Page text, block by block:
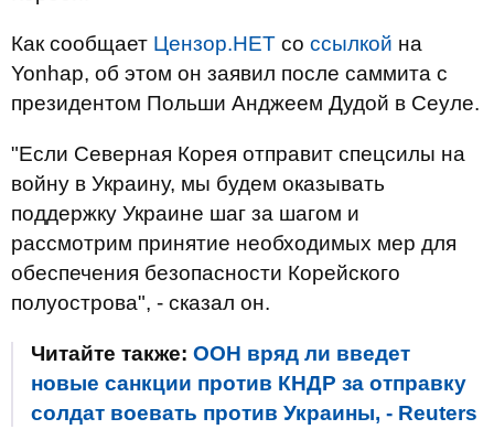
Как сообщает Цензор.НЕТ со ссылкой на
Yonhap, об этом он заявил после саммита с
президентом Польши Анджеем Дудой в Сеуле.
"Если Северная Корея отправит спецсилы на
войну в Украину, мы будем оказывать
поддержку Украине шаг за шагом и
рассмотрим принятие необходимых мер для
обеспечения безопасности Корейского
полуострова", - сказал он.
Читайте также: ООН вряд ли введет
новые санкции против КНДР за отправку
солдат воевать против Украины, - Reuters